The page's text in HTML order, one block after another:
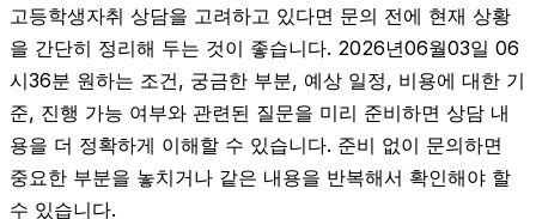
고등학생자취 상담을 고려하고 있다면 문의 전에 현재 상황
을 간단히 정리해 두는 것이 좋습니다. 2026년06월03일 06
시36분 원하는 조건, 궁금한 부분, 예상 일정, 비용에 대한 기
준, 진행 가능 여부와 관련된 질문을 미리 준비하면 상담 내
용을 더 정확하게 이해할 수 있습니다. 준비 없이 문의하면
중요한 부분을 놓치거나 같은 내용을 반복해서 확인해야 할
수 있습니다.